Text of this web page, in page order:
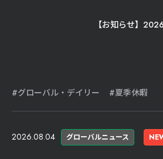
【お知らせ】
グローバル・デイリー 夏季休暇
グローバルニュース
2026.08.04